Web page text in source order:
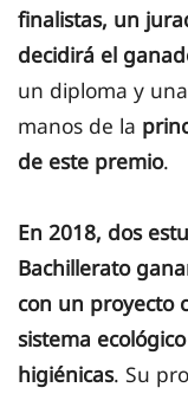
finalistas, un
decidirá el
un diploma y
manos de la
de este premio.
En 2018, dos
Bachillerato
con un proyecto
sistema
higiénicas. Su